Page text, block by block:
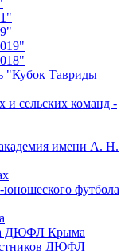
"Кубок Тавриды –
и сельских команд -
имени А. Н.
юношеского футбола
ДЮФЛ Крыма
ДЮФЛ